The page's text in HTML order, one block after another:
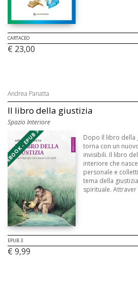
CARTACEO
€ 23,00
Andrea Panatta
Il libro della giustizia
Spazio Interiore
EBOOK - EPUB 3
Dopo Il libro della
torna con un
invisibili. Il libro
interiore che
personale e
tema della
spirituale. Attraver
EPUB 3
€ 9,99